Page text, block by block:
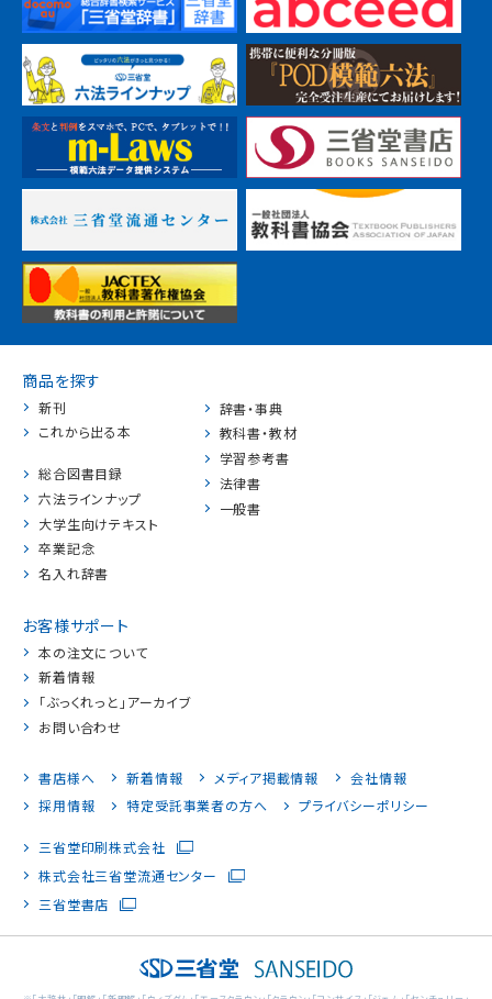
商品を探す
新刊
これから出る本
総合図書目録
六法ラインナップ
大学生向けテキスト
卒業記念
名入れ辞書
辞書・事典
教科書・教材
学習参考書
法律書
一般書
お客様サポート
本の注文について
新着情報
「ぶっくれっと」アーカイブ
お問い合わせ
書店様へ 新着情報 メディア掲載情報
会社情報
採用情報
特定受託事業者の方へ プライバシーポリシー
三省堂印刷株式会社
株式会社三省堂流通センター
三省堂書店